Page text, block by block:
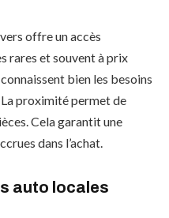
offre un accès
rares et souvent à prix
bien les besoins
proximité permet de
Cela garantit une
dans l’achat.
auto locales